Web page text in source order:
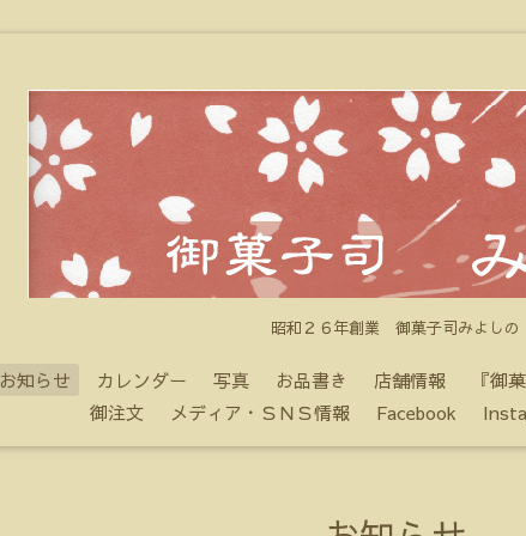
昭和２６年創業 御菓子司みよしの
お知らせ カレンダー 写真 お品書き 店舗情報 『御
御注文
メディア・ＳＮＳ情報 Facebook